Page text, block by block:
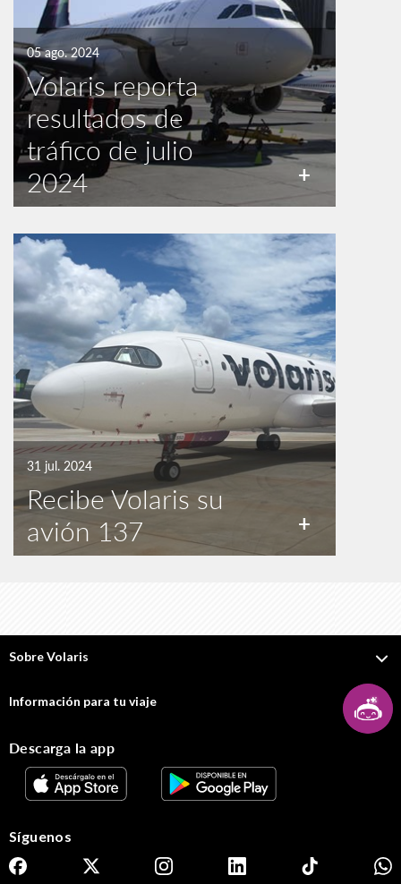
05 ago. 2024
Volaris reporta
resultados de
tráfico de julio
2024
+
31 jul. 2024
Recibe Volaris su
avión 137
+
Sobre Volaris
Información para tu viaje
Descarga la app
Síguenos